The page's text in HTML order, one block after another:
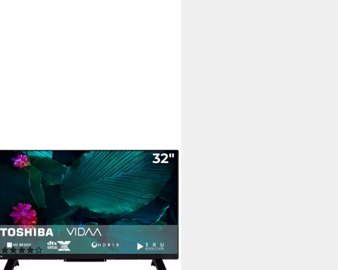
TOSHIBA
32WV2F63DA LED-Fernseher
80 cm/32 Zoll
Diagonale
LCD Bildschirmtechnologie
HD ready
Auflösung
Produktdatenblatt
(1)
149,99 € UVP339,00 €